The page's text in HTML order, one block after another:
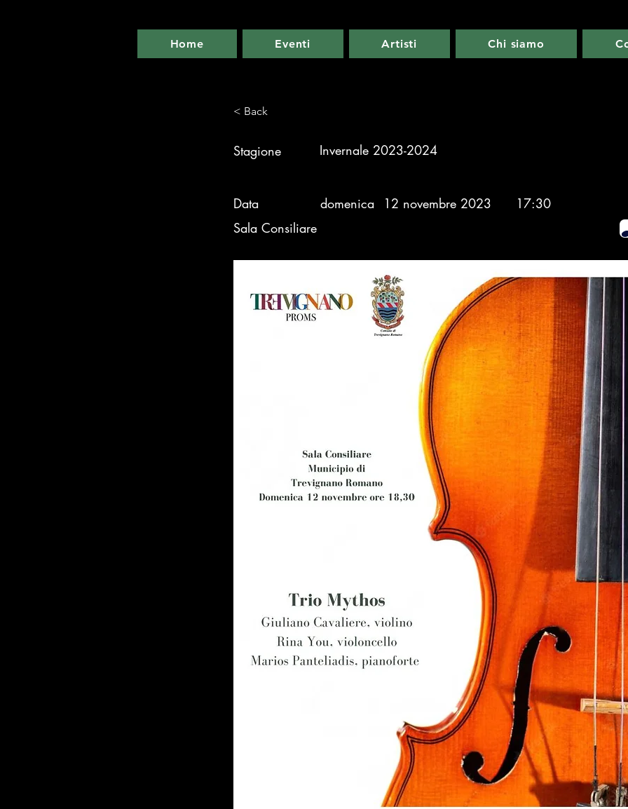
Home Eventi Artisti Chi siamo
< Back
Stagione Invernale 2023-2024
Data domenica 17:30
12 novembre 2023
Sala Consiliare